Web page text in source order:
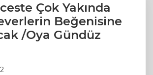
Çok Yakında
Beğenisine
/Oya Gündüz